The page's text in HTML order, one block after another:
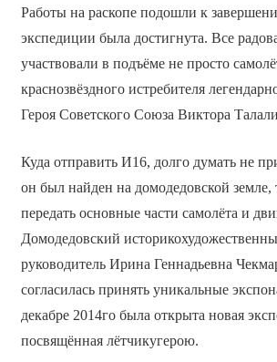
Работы на раскопе подошли к
экспедиции была достигнута. Все
участвовали в подъёме не просто
краснозвёздного истребителя
Героя Советского Союза Виктора
Куда отправить И­16, долго думать не
он был найден на домодедовской
передать основные части самолёта и
Домодедовский
руководитель Ирина Геннадьевна
согласилась принять уникальные
декабре 2014­го была открыта новая
посвящённая лётчику­герою.